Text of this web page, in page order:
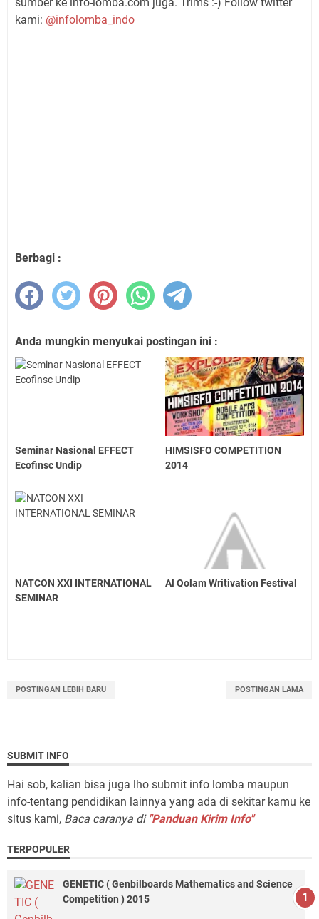
kami: @infolomba_indo
Berbagi :
Anda mungkin menyukai postingan ini :
Seminar Nasional EFFECT
Ecofinsc Undip
HIMSISFO COMPETITION
2014
NATCON XXI INTERNATIONAL
SEMINAR
Al Qolam Writivation Festival
POSTINGAN LEBIH BARU POSTINGAN LAMA
SUBMIT INFO
Hai sob, kalian bisa juga lho submit info lomba maupun
info-tentang pendidikan lainnya yang ada di sekitar kamu ke
situs kami, Baca caranya di "Panduan Kirim Info"
TERPOPULER
GENETIC ( Genbilboards Mathematics and Science
Competition ) 2015